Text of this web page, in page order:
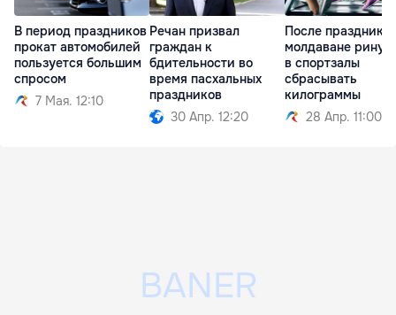
В период праздников
прокат автомобилей
пользуется большим
спросом
7 Мая. 12:10
Речан призвал
граждан к
бдительности во
время пасхальных
праздников
30 Апр. 12:20
После
молдаване
в спортзалы
сбрасывать
килограммы
28 Апр. 11:00